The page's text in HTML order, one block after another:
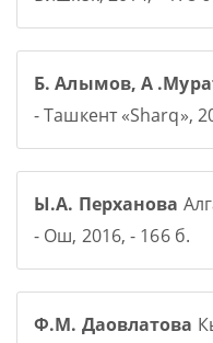
Б. Алымов, А
- Ташкент «Sharq»,
Ы.А. Перханова
- Ош, 2016, - 166 б.
Ф.М. Даовлатова